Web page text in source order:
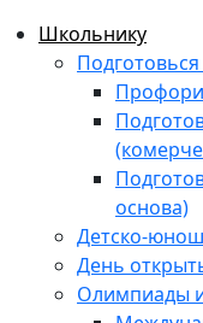
Школьнику
основа)
Детско-
День
Олимпиады